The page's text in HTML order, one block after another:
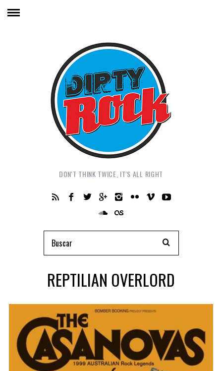
DON'T THINK TWICE, IT'S ALL RIGHT
REPTILIAN OVERLORD